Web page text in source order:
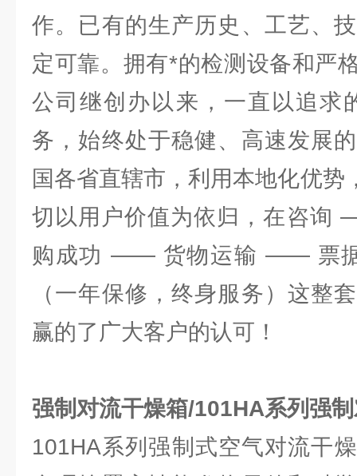
作。已有的生产历史、工艺、
定可靠。拥有*的检测设备和严
公司继创办以来，一直以追求
务，始终处于稳健、高速发展
国各省直辖市，利用本地化优势
切以用户价值为依归，在咨
购成功 —— 货物运输 —— 票
（一年保修，终身服务）这整
赢的了广大客户的认可！
强制对流干燥箱/101HA系列强
101HA系列强制式空气对流干